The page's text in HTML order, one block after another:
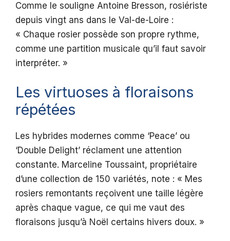
Comme le souligne Antoine Bresson, rosiériste
depuis vingt ans dans le Val-de-Loire :
« Chaque rosier possède son propre rythme,
comme une partition musicale qu’il faut savoir
interpréter. »
Les virtuoses à floraisons
répétées
Les hybrides modernes comme ‘Peace’ ou
‘Double Delight’ réclament une attention
constante. Marceline Toussaint, propriétaire
d’une collection de 150 variétés, note : « Mes
rosiers remontants reçoivent une taille légère
après chaque vague, ce qui me vaut des
floraisons jusqu’à Noël certains hivers doux. »